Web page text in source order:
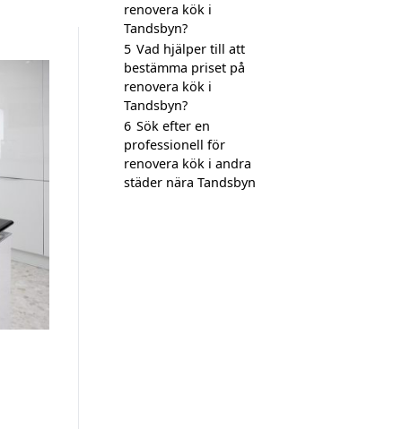
renovera kök i
Tandsbyn?
5 Vad hjälper till att
bestämma priset på
renovera kök i
Tandsbyn?
6 Sök efter en
professionell för
renovera kök i andra
städer nära Tandsbyn